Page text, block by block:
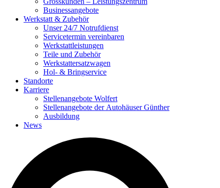
Businessangebote
Werkstatt & Zubehör
Unser 24/7 Notrufdienst
Servicetermin vereinbaren
Werkstattleistungen
Teile und Zubehör
Werkstattersatzwagen
Hol- & Bringservice
Standorte
Karriere
Stellenangebote Wolfert
Stellenangebote der Autohäuser Günther
Ausbildung
News